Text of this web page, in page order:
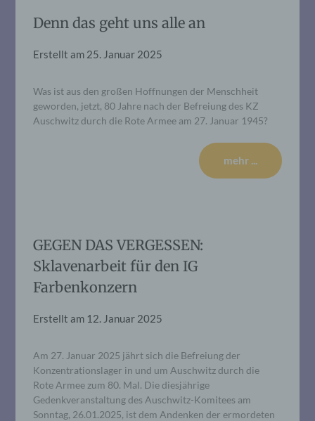
Denn das geht uns alle an
Erstellt am 25. Januar 2025
Was ist aus den großen Hoffnungen der Menschheit
geworden, jetzt, 80 Jahre nach der Befreiung des KZ
Auschwitz durch die Rote Armee am 27. Januar 1945?
mehr ...
GEGEN DAS VERGESSEN:
Sklavenarbeit für den IG
Farbenkonzern
Erstellt am 12. Januar 2025
Am 27. Januar 2025 jährt sich die Befreiung der
Konzentrationslager in und um Auschwitz durch die
Rote Armee zum 80. Mal. Die diesjährige
Gedenkveranstaltung des Auschwitz-Komitees am
Sonntag, 26.01.2025, ist dem Andenken der ermordeten